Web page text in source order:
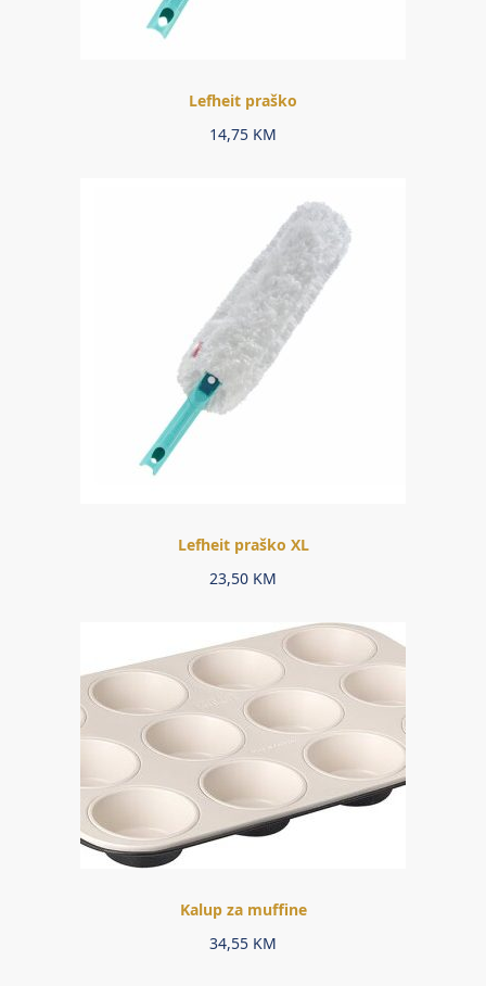
Lefheit praško
14,75 KM
Lefheit praško XL
23,50 KM
Kalup za muffine
34,55 KM